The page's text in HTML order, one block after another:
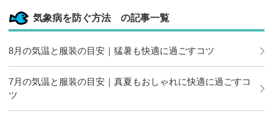
ックマー
クに追加
気象病を防ぐ方法 の記事一覧
8月の気温と服装の目安｜猛暑も快適に過ごすコツ
7月の気温と服装の目安｜真夏もおしゃれに快適に過ごすコ
ツ